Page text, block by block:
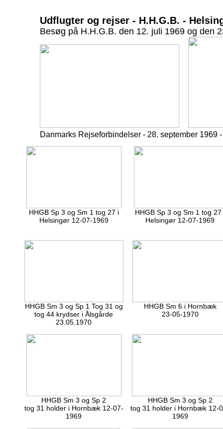
Udflugter og rejser - H.H.G.B. -
Besøg på H.H.G.B. den 12. juli 1969 og den
Danmarks Rejseforbindelser - 28. september 1969
HHGB Sp 3 og Sm 1 tog 27 i
Helsingør 12-07-1969
HHGB Sp 3 og Sm 1 tog 27
Helsingør 12-07-1969
HHGB Sm 3 og Sp 1 Tog 31 og
tog 44 krydser i Ålsgårde
23.05.1970
HHGB Sm 6 i Hornbæk
23-05-1970
HHGB Sm 3 og Sp 2
tog 31 holder i Hornbæk 12-07-
1969
HHGB Sm 3 og Sp 2
tog 31 holder i Hornbæk 12-
1969